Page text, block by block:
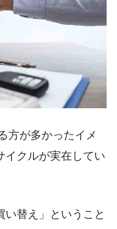
方が多かったイメ
イクルが実在してい
い替え」ということ